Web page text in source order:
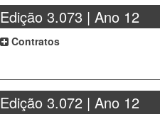
Edição 3.073 | Ano 12
Contratos
Edição 3.072 | Ano 12